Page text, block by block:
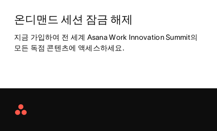
온디맨드 세션 잠금 해제
지금 가입하여 전 세계 Asana Work Innovation Summit의
모든 독점 콘텐츠에 액세스하세요.
Asana